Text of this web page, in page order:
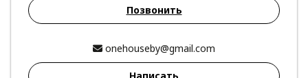
Позвонить
onehouseby@gmail.com